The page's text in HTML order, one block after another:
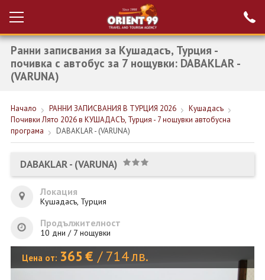
Вход за агенти
Проверка на
резервация
РАННИ ЗАПИСВАНИЯ ТУРЦИЯ
НОВА ГОДИНА ТУРЦИЯ
НОВА ГОДИНА
ЕКЗОТИКА
ЕКСКУРЗИИ
ОЩЕ
Ранни записвания за Кушадасъ, Турция -
почивка с автобус за 7 нощувки: DABAKLAR -
(VARUNA)
Начало РАННИ ЗАПИСВАНИЯ В ТУРЦИЯ 2026
Кушадасъ
Почивки Лято 2026 в КУШАДАСЪ, Турция - 7 нощувки автобусна
програма
DABAKLAR - (VARUNA)
DABAKLAR - (VARUNA)
Локация
Кушадасъ, Турция
Продължителност
10 дни / 7 нощувки
Цена от: 365 € / 714лв.